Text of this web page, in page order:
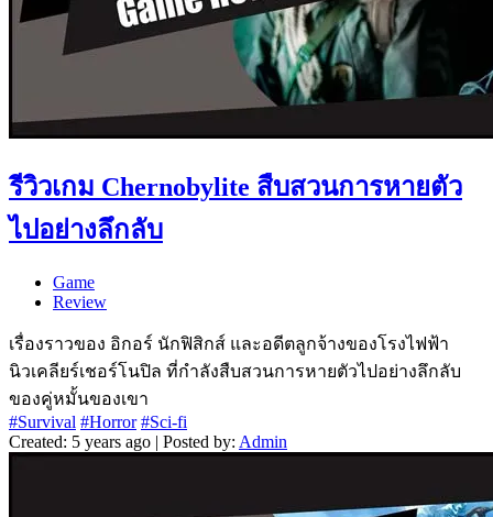
รีวิวเกม Chernobylite สืบสวนการหายตัว
ไปอย่างลึกลับ
Game
Review
เรื่องราวของ อิกอร์ นักฟิสิกส์ และอดีตลูกจ้างของโรงไฟฟ้า
นิวเคลียร์เชอร์โนปิล ที่กำลังสืบสวนการหายตัวไปอย่างลึกลับ
ของคู่หมั้นของเขา
#Survival #Horror #Sci-fi
Created: 5 years ago | Posted by: Admin